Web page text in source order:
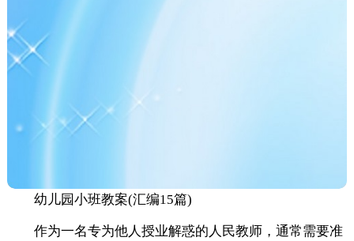
幼儿园小班教案(汇编15篇)
作为一名专为他人授业解惑的人民教师，通常需要准